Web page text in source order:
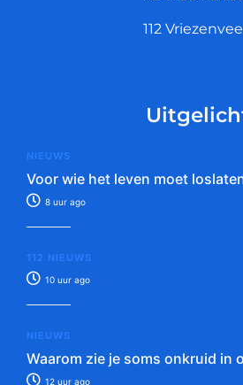
112
NIEUWS
Voor wie het leven moet
8 uur ago
112 NIEUWS
10 uur ago
NIEUWS
Waarom zie je soms onkruid in
12 uur ago